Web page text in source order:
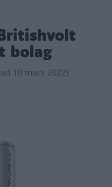
bolag
10 mars 2022)